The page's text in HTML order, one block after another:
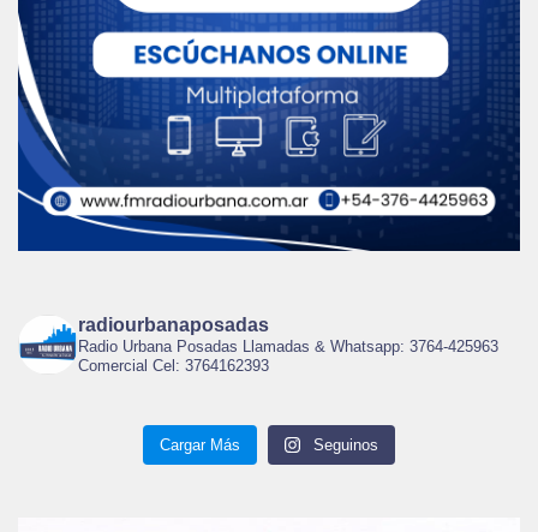
radiourbanaposadas
Radio Urbana Posadas Llamadas & Whatsapp: 3764-425963
Comercial Cel: 3764162393
Cargar Más Seguinos